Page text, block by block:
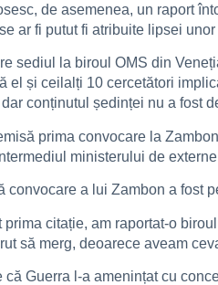
de asemenea, un raport
ar fi putut fi atribuite lipsei
sediul la biroul OMS din
el și ceilalți 10 cercetători
conținutul ședinței nu a fost
prima convocare la
ministerului de
convocare a lui Zambon a fost
prima citație, am raportat-o
să merg, deoarece aveam
că Guerra l-a amenințat cu